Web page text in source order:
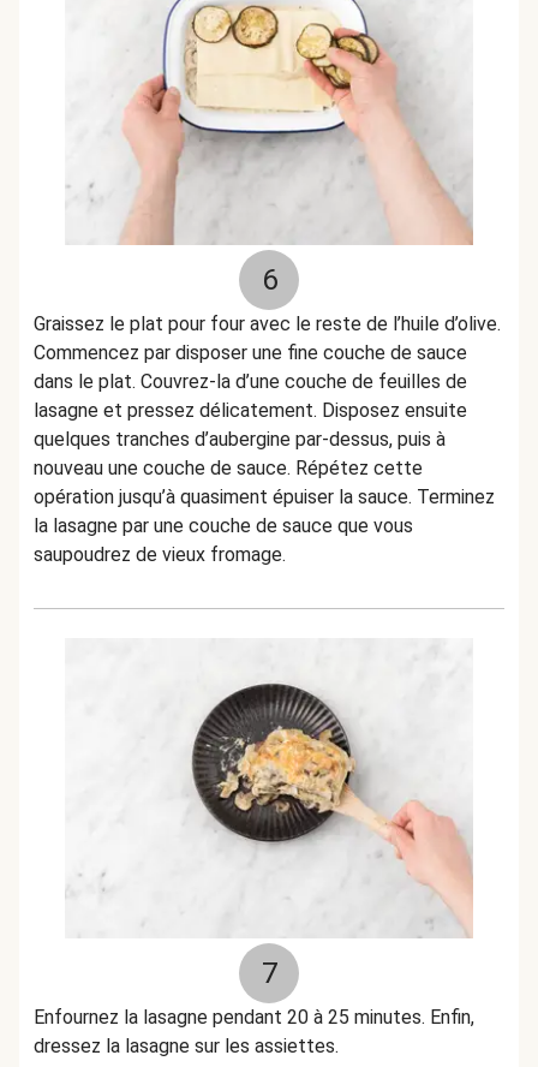
6
Graissez le plat pour four avec le reste de l’huile d’olive.
Commencez par disposer une fine couche de sauce
dans le plat. Couvrez-la d’une couche de feuilles de
lasagne et pressez délicatement. Disposez ensuite
quelques tranches d’aubergine par-dessus, puis à
nouveau une couche de sauce. Répétez cette
opération jusqu’à quasiment épuiser la sauce. Terminez
la lasagne par une couche de sauce que vous
saupoudrez de vieux fromage.
7
Enfournez la lasagne pendant 20 à 25 minutes. Enfin,
dressez la lasagne sur les assiettes.